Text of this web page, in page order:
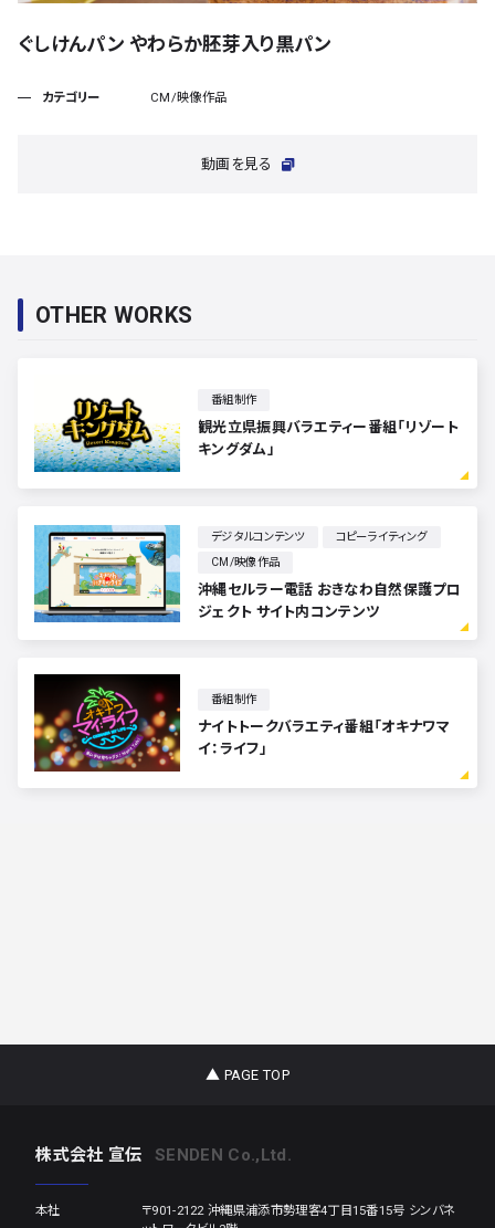
ぐしけんパン やわらか胚芽入り黒パン
カテゴリー CM/映像作品
動画を見る
OTHER WORKS
番組制作
観光立県振興バラエティー番組「リゾート
キングダム」
デジタルコンテンツ
コピーライティング
CM/映像作品
沖縄セルラー電話 おきなわ自然保護プロ
ジェクト サイト内コンテンツ
番組制作
ナイトトークバラエティ番組「オキナワマ
イ：ライフ」
▲ PAGE TOP
株式会社 宣伝 SENDEN Co.,Ltd.
本社
〒901-2122 沖縄県浦添市勢理客4丁目15番15号 シンバネ